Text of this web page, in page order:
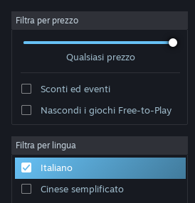
Accedi
Informazioni
Assistenza
Filtra per prezzo
Qualsiasi prezzo
Sconti ed eventi
Nascondi i giochi Free-to-Play
Filtra per lingua
Italiano
Cinese semplificato
Sviluppatore: Origin8 Technologies Ltd
Ordina per Rilevanza